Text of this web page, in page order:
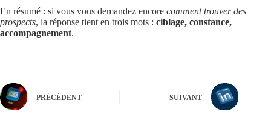
En résumé : si vous vous demandez encore comment trouver des
prospects, la réponse tient en trois mots : ciblage, constance,
accompagnement.
PRÉCÉDENT SUIVANT